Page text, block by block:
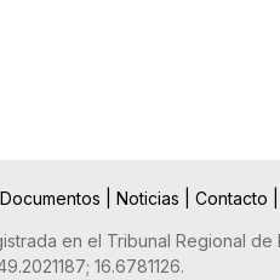
Documentos Noticias Contacto
en el Tribunal Regional
16.6781126.